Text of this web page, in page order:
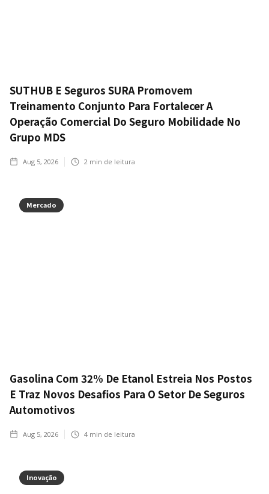
SUTHUB E Seguros SURA Promovem
Treinamento Conjunto Para Fortalecer A
Operação Comercial Do Seguro Mobilidade No
Grupo MDS
Aug 5, 2026 2 min de leitura
Mercado
Gasolina Com 32% De Etanol Estreia Nos Postos
E Traz Novos Desafios Para O Setor De Seguros
Automotivos
Aug 5, 2026 4 min de leitura
Inovação